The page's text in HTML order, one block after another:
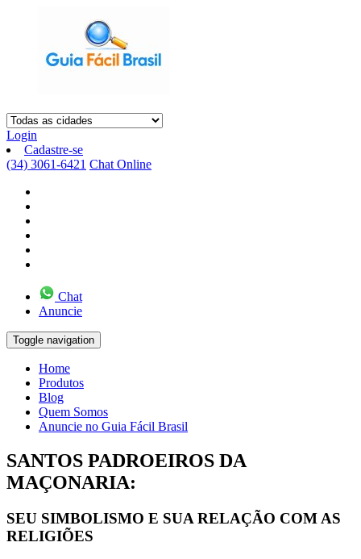
Login
Cadastre-se
(34) 3061-6421 Chat Online
Chat
Anuncie
Toggle navigation
Home
Produtos
Blog
Quem Somos
Anuncie no Guia Fácil Brasil
SANTOS PADROEIROS DA
MAÇONARIA:
SEU SIMBOLISMO E SUA RELAÇÃO COM AS
RELIGIÕES